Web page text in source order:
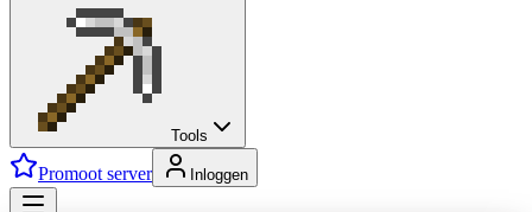
Tools
Promoot server Inloggen